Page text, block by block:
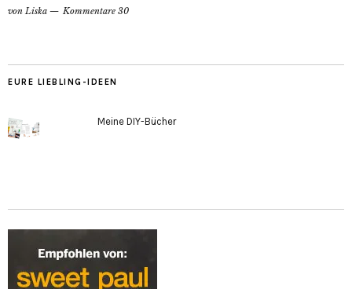
von Liska Kommentare 30
EURE LIEBLING-IDEEN
Meine DIY-Bücher